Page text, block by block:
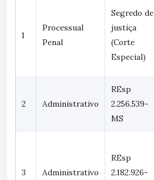
1
Processual
Penal
Segredo de
justiça
(Corte
Especial)
2 Administrativo
REsp
2.256.539-
MS
3 Administrativo
REsp
2.182.926-